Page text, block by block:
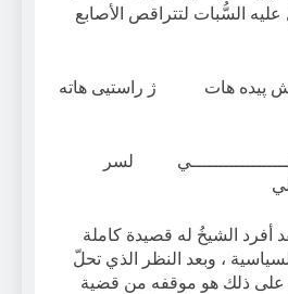
السُّبات لتتراقص الأصابع
هش پيده هات ژ راستيى هاته
لسر
أفرد الشيخُ له قصيدة كاملة
، وبعد النظر الذي تحلّ
على ذلك هو موقفه من قضية